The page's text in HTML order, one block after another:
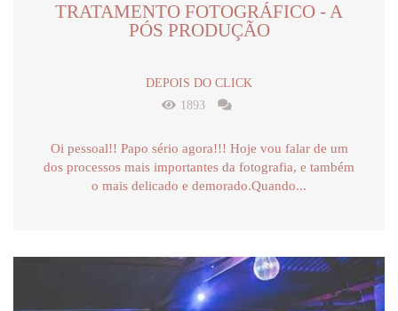
TRATAMENTO FOTOGRÁFICO - A
PÓS PRODUÇÃO
DEPOIS DO CLICK
1893
Oi pessoal!! Papo sério agora!!! Hoje vou falar de um
dos processos mais importantes da fotografia, e também
o mais delicado e demorado.Quando...